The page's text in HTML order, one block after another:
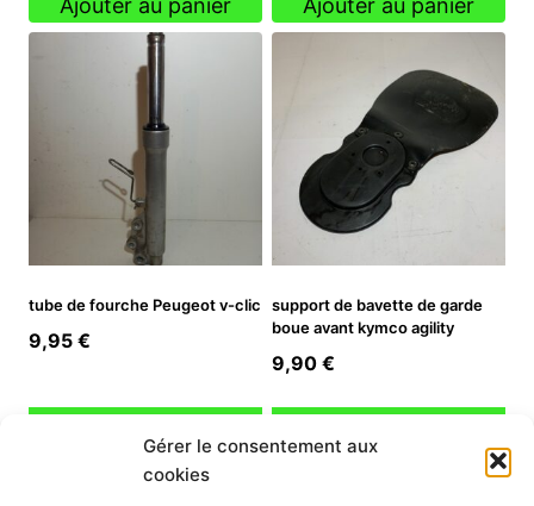
Gérer le consentement aux
cookies
Ajouter au panier Ajouter au panier
tube de fourche Peugeot v-clic
9,95 €
support de bavette de garde
boue avant kymco agility
9,90 €